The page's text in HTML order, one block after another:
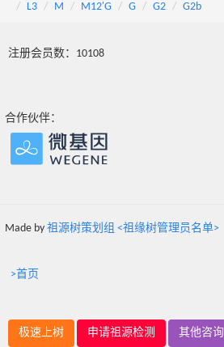
L3
M M12'G G G2 G2b
注册会员数：10108
合作伙伴：
Made by 祖源树策划组 <祖缘树管理员名单>
>首页
极速上树 申请祖源检测 其他咨询